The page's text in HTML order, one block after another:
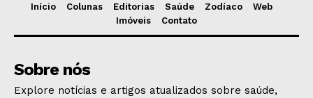
Início Colunas Editorias Saúde Zodíaco
Web
Imóveis
Contato
Sobre nós
Explore notícias e artigos atualizados sobre saúde,